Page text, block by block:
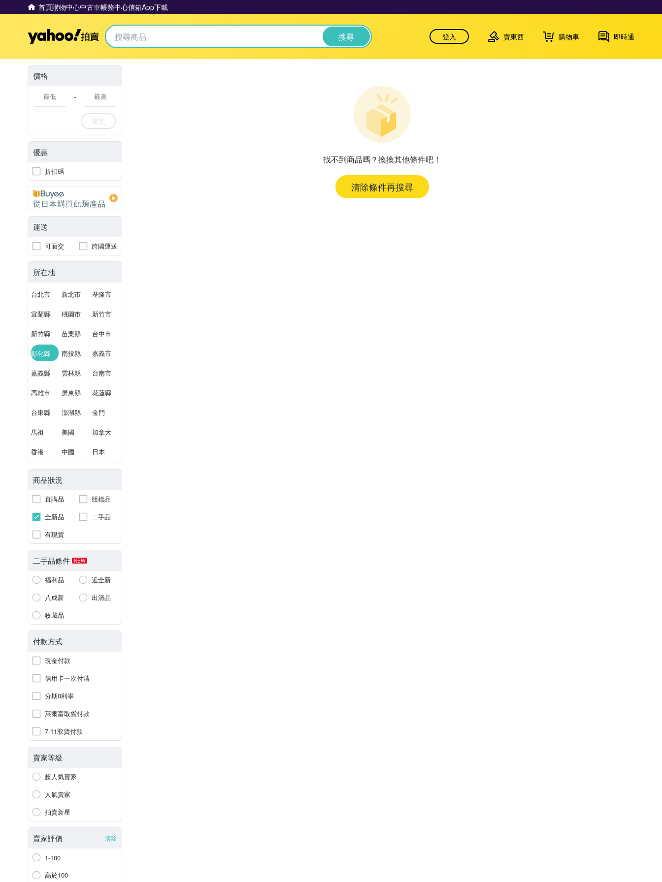
首頁購物中心中古車帳務中心信箱App下載
Yahoo拍賣 搜尋 登入 賣東西 購物車 即時通
價格
-
確定
優惠
折扣碼
運送
可面交 跨國運送
所在地
台北市 新北市 基隆市
宜蘭縣 桃園市 新竹市
新竹縣 苗栗縣 台中市
彰化縣 南投縣 嘉義市
嘉義縣 雲林縣 台南市
高雄市 屏東縣 花蓮縣
台東縣 澎湖縣 金門
馬祖 美國 加拿大
香港 中國 日本
商品狀況
直購品
競標品
全新品
二手品
有現貨
二手品條件 NEW
福利品
近全新
八成新
出清品
收藏品
付款方式
現金付款
信用卡一次付清
分期0利率
萊爾富取貨付款
7-11取貨付款
賣家等級
超人氣賣家
人氣賣家
拍賣新星
賣家評價 清除
1-100
高於100
找不到商品嗎？換換其他條件吧！
清除條件再搜尋